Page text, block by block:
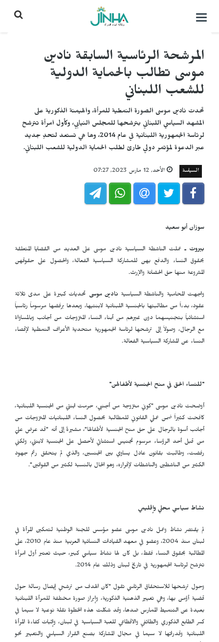
التحكم
المرشحة الرئاسية السابقة نادين
موسى تطالب بالحماية الدولية
للشعب اللبناني
تحدت نادين موسى الصورة النمطية للمرأة، والهيمنة الذكورية على
المشهد السياسي اللبناني بترشحها للمجلس النيابي، وكأول امرأة تترشح
لرئاسة الجمهورية اللبنانية في عام 2014، وها هي تستعد لتحدٍ جديد
عبر الدعوة لمؤتمر دولي طارئ لطلب الحماية الدولية للشعب اللبناني.
السياسة الأحد, 12 مارس 2023, 07:27
سوزان أبو سعيد
بيروت ـ عملت الناشطة السياسية نادين موسى على العديد من القضايا المتعلقة
بحقوق النساء والدفع بهن للمشاركة السياسية الفعالة، والحصول على حقوقهن
المشروعة منها حق الحضانة والإرث.
واجهت المحامية والناشطة السياسية نادين موسى تحديات كبيرة على مدى ثلاثة
عقود، بدءاً من مطالبتها بالجنسية اللبنانية لابنتيها، وبعدها برفضها مرسوماً رئاسياً
استثنائياً بتجنيسهما دون غيرهم من أبناء النساء المتزوجات من أجانب وبالمساواة
مع الرجال، وصولاً إلى ترشحها لرئاسة الجمهورية متحدية الأعراف النمطية لإقصاء
النساء عن المشاركة السياسية الفعالة.
"للنساء الحق في منح الجنسية لأطفالهن"
أوضحت نادين موسى "كوني متزوجة من أجنبي، حرمت ابنتيّ من الجنسية اللبنانية،
كافحت كثيراً ضمن عملي القانوني للمطالبة بحصول النساء اللبنانيات المتزوجات من
أجانب أسوة بالرجال على حق منح الجنسية لأطفالها"، مشيرةً إلى أنه "قد عرض عليّ
من قبل أحد الرؤساء مرسوم تجنيس استثنائي لأحصل على الجنسية لابنتيّ، ولكني
رفضت، وطالبت بقانون عادل يساوي بين الجنسين، والذي لم يتحقق رغم جهود
الكثير من الناشطين والناشطات لإقراره، وهو الحال بالنسبة لكثير من القوانين".
نشاط سياسي محلي وإقليمي
لم يقتصر نشاط وعمل نادين موسى عضو مؤسس للجنة الوطنية لتمكين المرأة في
لبنان منذ 2004، وعضو في معهد القيادات النسائية العربية منذ عام 2010، على
المطالبة بحقوق النساء فقط، بل كان لها نشاط سياسي كبير، حيث تعتبر أول امرأة
تترشح لرئاسة الجمهورية في تاريخ لبنان وذلك عام 2014.
وحول ترشحها للاستحقاق الرئاسي تقول "كان الهدف من ترشحي إيصال رسالة حول
قضية أؤمن بها، وهي تغيير الذهنية الذكورية، وإبراز صورة مختلفة للمرأة اللبنانية
بعيدة عن التنميط الممارس ضدها، وقد شكلت هذه الخطوة نقلة نوعية لا سيما في
كسر الطابع الذكوري والطائفي والاقطاعي للعبة السياسية في لبنان، وإثبات كفاءة المرأة
اللبنانية وقدراتها لا سيما في مجال المشاركة بصنع القرار السياسي والتغيير نحو